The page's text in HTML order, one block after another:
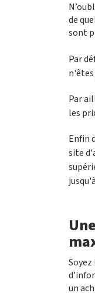
de
sont
Par
n'êtes
Par
les
Enfin
site
un